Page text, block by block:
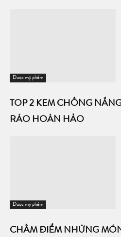
Dược mỹ phẩm
TOP 2 KEM CHỐNG
RÁO HOÀN HẢO
Dược mỹ phẩm
CHẤM ĐIỂM NHỮNG